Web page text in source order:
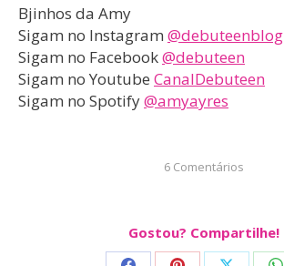
Bjinhos da Amy
Sigam no Instagram @debuteenblog
Sigam no Facebook@debuteen
Sigam no Youtube CanalDebuteen
Sigam no Spotify@amyayres
6 Comentários
Gostou? Compartilhe!